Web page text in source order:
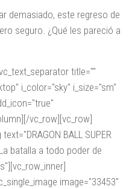
demasiado, este regreso de
seguro. ¿Qué les pareció a
title=""
i_color="sky" i_size="sm"
vc_row][vc_row]
BALL SUPER
batalla a todo poder de
image="33453"